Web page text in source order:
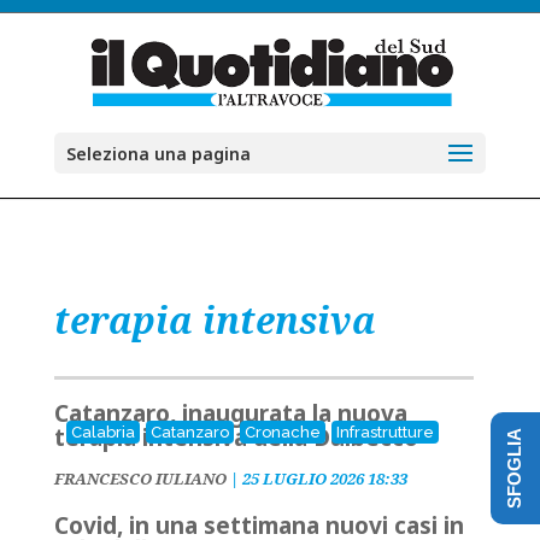
Seleziona una pagina
terapia intensiva
Calabria Catanzaro Cronache Infrastrutture
Catanzaro, inaugurata la nuova
terapia intensiva della Dulbecco
FRANCESCO IULIANO| 25 LUGLIO 2026 18:33
Covid, in una settimana nuovi casi in
SFOGLIA